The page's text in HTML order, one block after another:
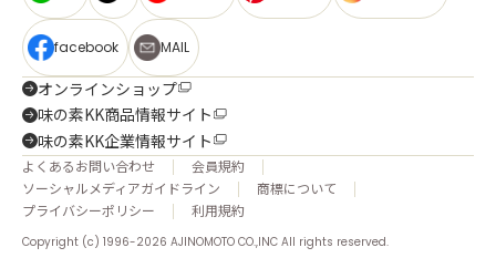
facebook MAIL
オンラインショップ
味の素KK商品情報サイト
味の素KK企業情報サイト
よくあるお問い合わせ
会員規約
ソーシャルメディアガイドライン
商標について
プライバシーポリシー
利用規約
Copyright (c) 1996-2026 AJINOMOTO CO.,INC All rights reserved.